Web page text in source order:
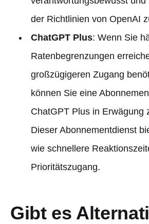
der Richtlinien von OpenAI
ChatGPT Plus: Wenn Sie
Ratenbegrenzungen
großzügigeren Zugang
können Sie eine
ChatGPT Plus in Erwägung
Dieser Abonnementdienst
wie schnellere
Prioritätszugang.
Gibt es